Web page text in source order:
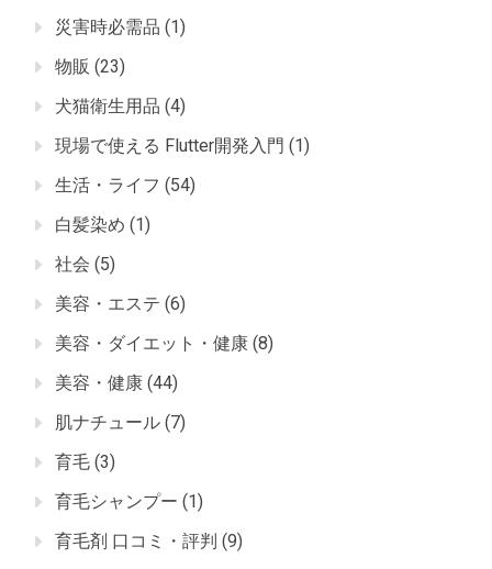
災害時必需品 (1)
物販 (23)
犬猫衛生用品 (4)
現場で使える Flutter開発入門 (1)
生活・ライフ (54)
白髪染め (1)
社会 (5)
美容・エステ (6)
美容・ダイエット・健康 (8)
美容・健康 (44)
肌ナチュール (7)
育毛 (3)
育毛シャンプー (1)
育毛剤 口コミ・評判 (9)